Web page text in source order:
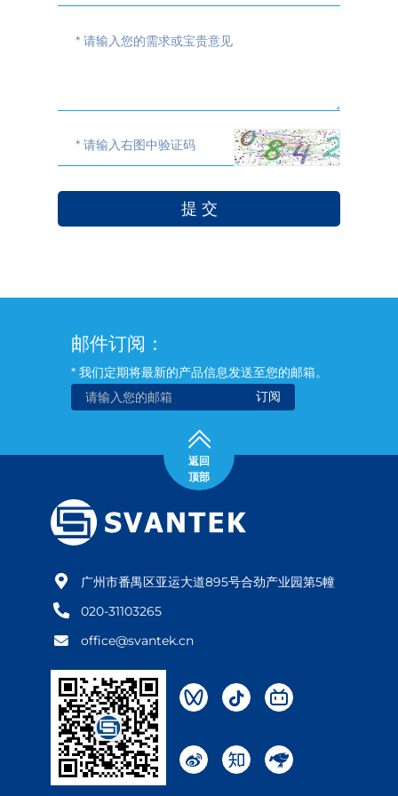
邮件订阅：
* 我们定期将最新的产品信息发送至您的邮箱。
返回
顶部
广州市番禺区亚运大道895号合劲产业园第5幢
020-31103265
office@svantek.cn